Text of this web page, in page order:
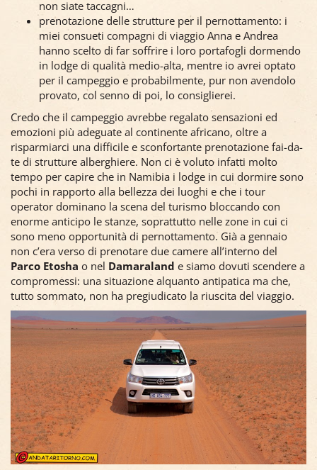
non siate taccagni…
prenotazione delle strutture per il pernottamento: i
miei consueti compagni di viaggio Anna e Andrea
hanno scelto di far soffrire i loro portafogli dormendo
in lodge di qualità medio-alta, mentre io avrei optato
per il campeggio e probabilmente, pur non avendolo
provato, col senno di poi, lo consiglierei.
Credo che il campeggio avrebbe regalato sensazioni ed
emozioni più adeguate al continente africano, oltre a
risparmiarci una difficile e sconfortante prenotazione fai-da-
te di strutture alberghiere. Non ci è voluto infatti molto
tempo per capire che in Namibia i lodge in cui dormire sono
pochi in rapporto alla bellezza dei luoghi e che i tour
operator dominano la scena del turismo bloccando con
enorme anticipo le stanze, soprattutto nelle zone in cui ci
sono meno opportunità di pernottamento. Già a gennaio
non c’era verso di prenotare due camere all’interno del
Parco Etosha o nel Damaraland e siamo dovuti scendere a
compromessi: una situazione alquanto antipatica ma che,
tutto sommato, non ha pregiudicato la riuscita del viaggio.